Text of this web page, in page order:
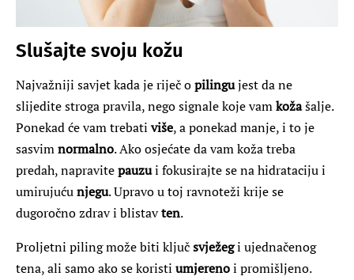
Slušajte svoju kožu
Najvažniji savjet kada je riječ opilingujest da ne
slijedite stroga pravila, nego signale koje vamkožašalje.
Ponekad će vam trebativiše, a ponekad manje, i to je
sasvimnormalno. Ako osjećate da vam koža treba
predah, napravitepauzui fokusirajte se na hidrataciju i
umirujućunjegu. Upravo u toj ravnoteži krije se
dugoročno zdrav i blistavten.
Proljetni piling može biti ključsvježegi ujednačenog
tena, ali samo ako se koristi umjerenoi promišljeno.